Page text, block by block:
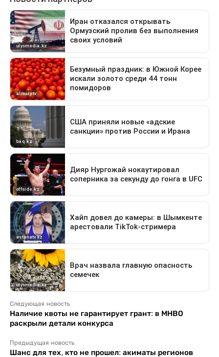
Следующая новость
Наличие квоты не гарантирует грант: в МНВО
раскрыли детали конкурса
Предыдущая новость
Шанс для тех, кто не прошел: акиматы регионов